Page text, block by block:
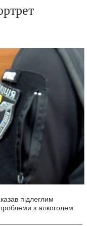
підлеглим
з алкоголем.